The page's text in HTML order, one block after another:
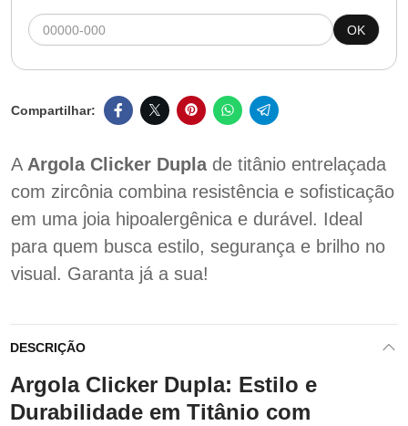
OK
A Argola Clicker Duplade titânio entrelaçada
com zircônia combina resistência e sofisticação
em uma joia hipoalergênica e durável. Ideal
para quem busca estilo, segurança e brilho no
visual. Garanta já a sua!
DESCRIÇÃO
Argola Clicker Dupla: Estilo e
Durabilidade em Titânio com